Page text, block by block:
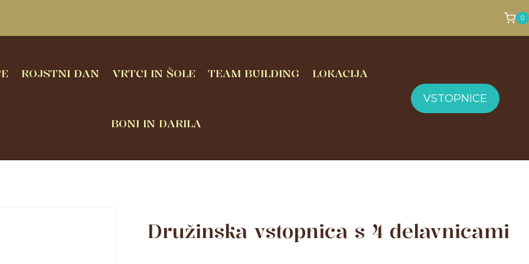
0
ROJSTNI DAN VRTCI IN ŠOLE TEAM BUILDING LOKACIJA
BONI IN DARILA
VSTOPNICE
Družinska vstopnica s 4 delavnicami